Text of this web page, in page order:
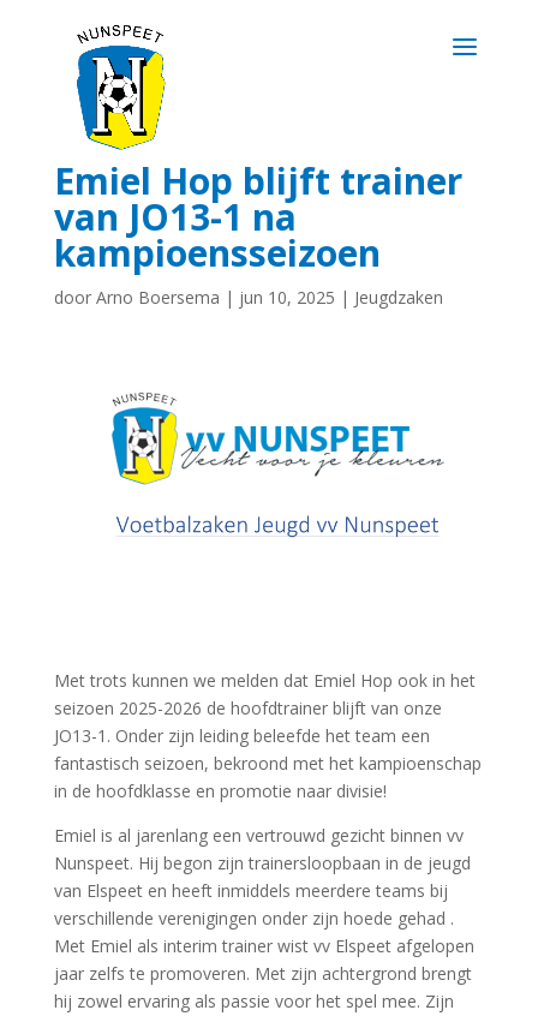
Emiel Hop blijft trainer
van JO13-1 na
kampioensseizoen
door Arno Boersema | jun 10, 2025 | Jeugdzaken
Met trots kunnen we melden dat Emiel Hop ook in het
seizoen 2025-2026 de hoofdtrainer blijft van onze
JO13-1. Onder zijn leiding beleefde het team een
fantastisch seizoen, bekroond met het kampioenschap
in de hoofdklasse en promotie naar divisie!
Emiel is al jarenlang een vertrouwd gezicht binnen vv
Nunspeet. Hij begon zijn trainersloopbaan in de jeugd
van Elspeet en heeft inmiddels meerdere teams bij
verschillende verenigingen onder zijn hoede gehad .
Met Emiel als interim trainer wist vv Elspeet afgelopen
jaar zelfs te promoveren. Met zijn achtergrond brengt
hij zowel ervaring als passie voor het spel mee. Zijn